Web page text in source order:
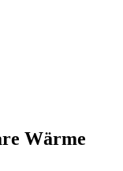
Wärme